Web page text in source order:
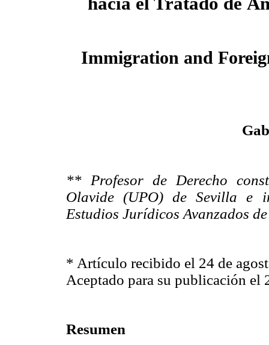
Immigration and
** Profesor de Derecho
Olavide (UPO) de Sevilla e
Estudios Jurídicos Avanzados
* Artículo recibido el 24 de
Aceptado para su publicación el
Resumen